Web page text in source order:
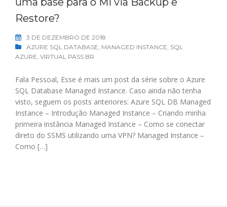
Restore?
3 DE DEZEMBRO DE 2018
AZURE SQL DATABASE, MANAGED INSTANCE, SQL
AZURE, VIRTUAL PASS BR
Fala Pessoal, Esse é mais um post da série sobre o Azure
SQL Database Managed Instance. Caso ainda não tenha
visto, seguem os posts anteriores: Azure SQL DB Managed
Instance – Introdução Managed Instance – Criando minha
primeira instância Managed Instance – Como se conectar
direto do SSMS utilizando uma VPN? Managed Instance –
Como […]